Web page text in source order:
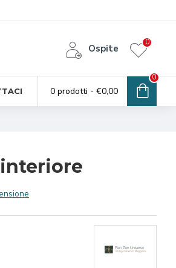
Ospite
0
0 prodotti - €0,00
0